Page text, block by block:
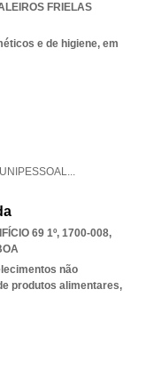
FRIELAS
e de higiene, em
UNIPESSOAL...
69 1º, 1700-008,
não
produtos alimentares,